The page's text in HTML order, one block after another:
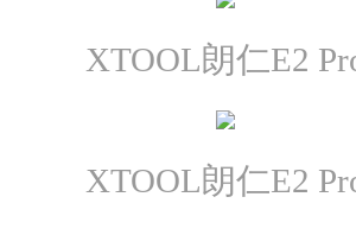
XTOOL朗仁E2
XTOOL朗仁E2